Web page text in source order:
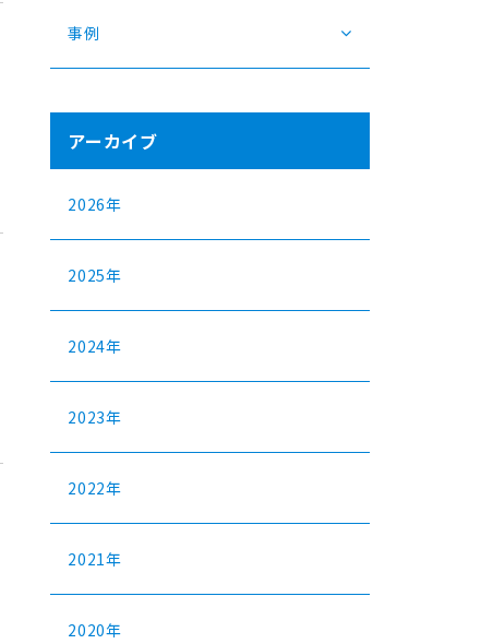
事例
アーカイブ
2026年
2025年
2024年
2023年
2022年
2021年
2020年